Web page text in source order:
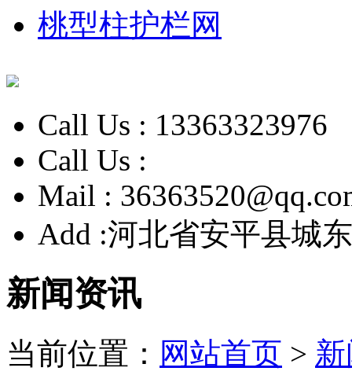
桃型柱护栏网
Call Us : 13363323976
Call Us :
Mail :
Add :河北省安平县城
新闻资讯
当前位置： 网站首页 >